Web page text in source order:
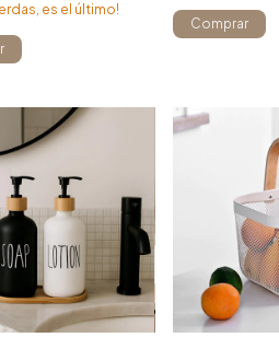
es el último!
Comprar